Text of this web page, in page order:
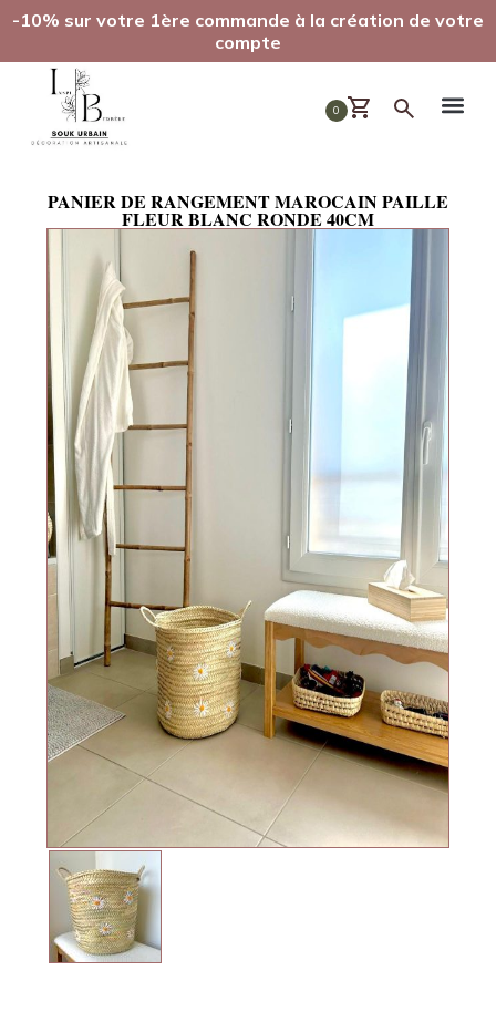
-10% sur votre 1ère commande à la création de votre
compte
0
PANIER DE RANGEMENT MAROCAIN PAILLE
FLEUR BLANC RONDE 40CM